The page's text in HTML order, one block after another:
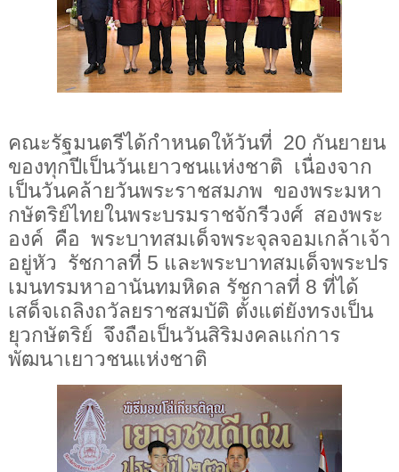
คณะรัฐมนตรีได้กำหนดให้วันที่ 20 กันยายน
ของทุกปีเป็นวันเยาวชนแห่งชาติ เนื่องจาก
เป็นวันคล้ายวันพระราชสมภพ ของพระมหา
กษัตริย์ไทยในพระบรมราชจักรีวงศ์ สองพระ
องค์ คือ พระบาทสมเด็จพระจุลจอมเกล้าเจ้า
อยู่หัว รัชกาลที่ 5 และพระบาทสมเด็จพระปร
เมนทรมหาอานันทมหิดล รัชกาลที่ 8 ที่ได้
เสด็จเถลิงถวัลยราชสมบัติ ตั้งแต่ยังทรงเป็น
ยุวกษัตริย์ จึงถือเป็นวันสิริมงคลแก่การ
พัฒนาเยาวชนแห่งชาติ